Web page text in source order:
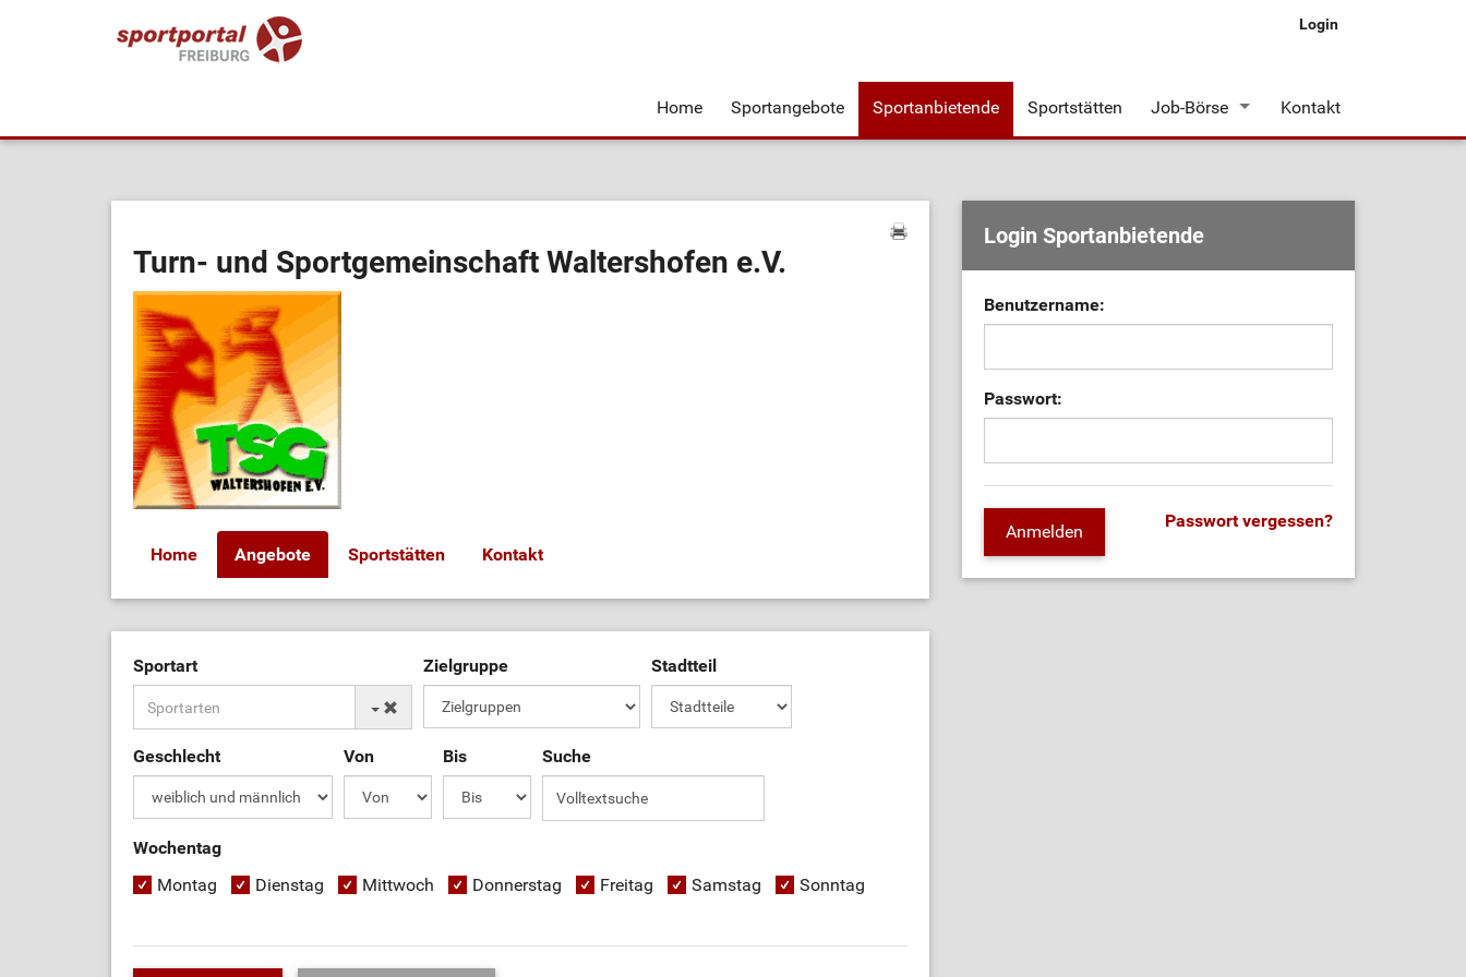
Login
Home Sportangebote Sportanbietende Sportstätten Job-Börse Kontakt
Turn- und Sportgemeinschaft Waltershofen e.V.
Home Angebote Sportstätten Kontakt
Sportart Zielgruppe Stadtteil
Geschlecht Von Bis Suche
Wochentag
Montag
Dienstag Mittwoch Donnerstag Freitag Samstag Sonntag
Login Sportanbietende
Benutzername:
Passwort:
Passwort vergessen?